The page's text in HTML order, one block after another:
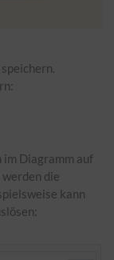
im Diagramm auf
die
kann